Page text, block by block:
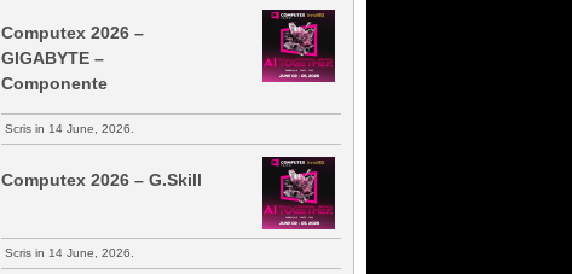
Computex 2026 –
GIGABYTE –
Componente
Scris in 14 June, 2026.
Computex 2026 – G.Skill
Scris in 14 June, 2026.